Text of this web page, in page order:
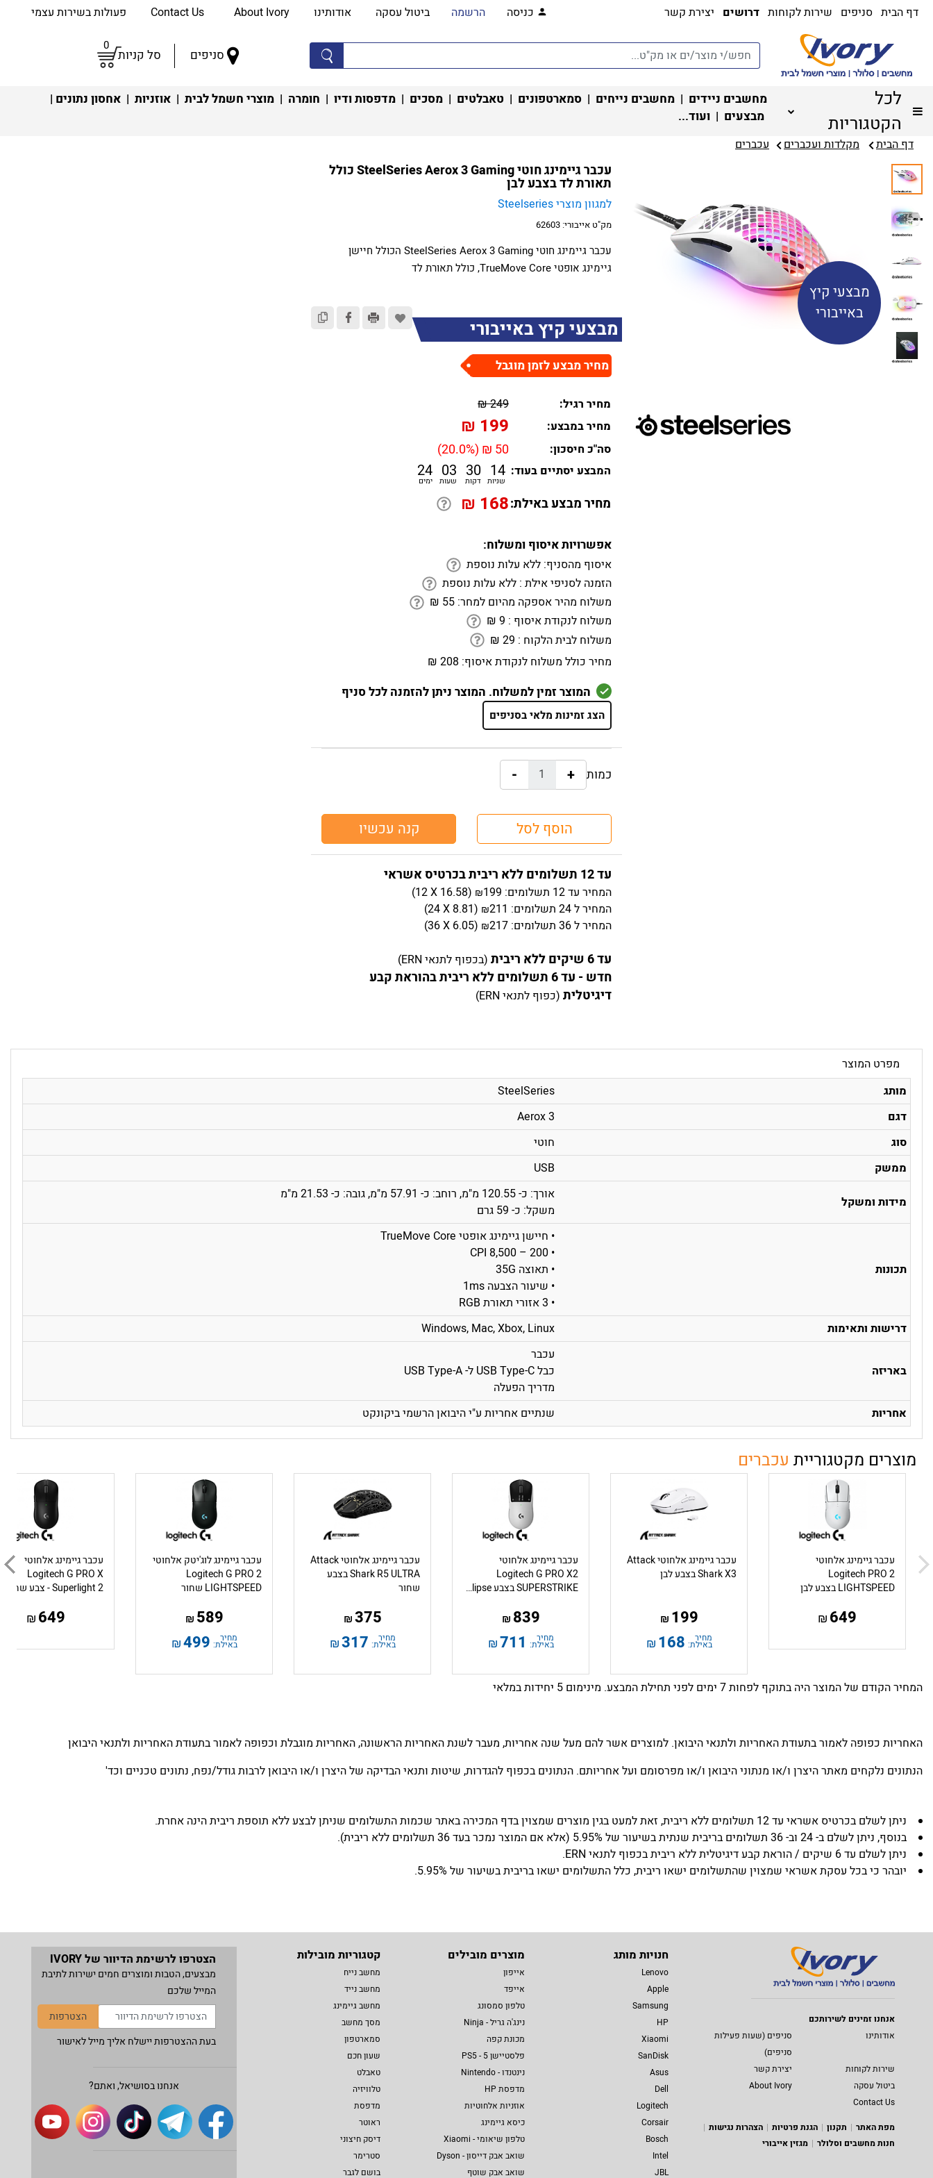
דף הבית סניפים שירות לקוחות דרושים יצירת קשר כניסה הרשמה ביטול עסקה אודותינו About Ivory פעולות בשירות עצמי
סניפים סל קניות
0
לכל
הקטגוריות
מחשבים ניידים | מחשבים נייחים | סמארטפונים | טאבלטים | מסכים | מדפסות ודיו | חומרה | מוצרי חשמל לבית | אוזניות | אחסון נתונים |
מבצעים | ועוד...
דף הבית מקלדות ועכברים עכברים‏
מבצעי קיץ
באייבורי
עכבר גיימינג חוטי SteelSeries Aerox 3 Gaming כולל
תאורת לד בצבע לבן
למגוון מוצרי Steelseries
מק"ט אייבורי: 62603
עכבר גיימינג חוטי SteelSeries Aerox 3 Gaming הכולל חיישן
גיימינג אופטי TrueMove Core, כולל תאורת לד
מבצעי קיץ באייבורי
מחיר מבצע לזמן מוגבל
₪מחיר רגיל:
249 ₪
מחיר במבצע:
199
₪
סה"כ חיסכון: 50 ₪ (20.0%)
המבצע יסתיים בעוד: 14
שניות
30
דקות
03
שעות
24
ימים
מחיר מבצע באילת:168
₪
אפשרויות איסוף ומשלוח:
איסוף מהסניף: ללא עלות נוספת
הזמנה לסניפי אילת : ללא עלות נוספת
משלוח מהיר אספקה מהיום למחר:
₪ 55
משלוח לנקודת איסוף :
₪ 9
משלוח לבית הלקוח :
₪ 29
מחיר כולל משלוח לנקודת איסוף: 208 ₪
המוצר זמין למשלוח. המוצר ניתן להזמנה לכל סניף
הצג זמינות מלאי בסניפים
כמות: +
-
הוסף לסל קנה עכשיו
עד 12 תשלומים ללא ריבית בכרטיס אשראי
המחיר עד 12 תשלומים: ₪199
(12 X 16.58)
המחירל 24 תשלומים: ₪211
(24 X 8.81)
המחירל 36 תשלומים: ₪217
(36 X 6.05)
עד 6 שיקים ללא ריבית (בכפוף לתנאי ERN)
חדש - עד 6 תשלומים ללא ריבית בהוראת קבע
דיגיטלית (כפוף לתנאי ERN)
מפרט המוצר
מותג
SteelSeries
דגם
Aerox 3
סוג
חוטי
ממשק
USB
מידות ומשקל
אורך: כ- 120.55 מ"מ, רוחב: כ- 57.91 מ"מ, גובה: כ- 21.53 מ"מ
משקל: כ- 59 גרם
תכונות
• חיישן גיימינג אופטי TrueMove Core
• 200 – 8,500 CPI
• תאוצה 35G
• שיעור הצבעה 1ms
• 3 אזורי תאורת RGB
דרישות ותאימות
Windows, Mac, Xbox, Linux
באריזה
עכבר
כבל USB Type-C ל- USB Type-A
מדריך הפעלה
אחריות
שנתיים אחריות ע"י היבואן הרשמי ביקונקט
מוצרים מקטגוריית עכברים
עכבר גיימינג אלחוטי
Logitech PRO 2
LIGHTSPEED בצבע לבן
649
₪
עכבר גיימינג אלחוטי Attack
Shark X3 בצבע לבן
199
₪
מחיר
באילת: 168
₪
עכבר גיימינג אלחוטי
Logitech G PRO X2
SUPERSTRIKE בצבע Lunar Eclipse
839
₪
מחיר
באילת: 711
₪
עכבר גיימינג אלחוטי Attack
Shark R5 ULTRA בצבע
שחור
375
₪
מחיר
באילת: 317
₪
עכבר גיימינג לוג'יטק אלחוטי
Logitech G PRO 2
LIGHTSPEED שחור
589
₪
מחיר
באילת: 499
₪
עכבר גיימינג אלחוטי
Logitech G PRO X
Superlight 2 - צבע שחור
649
₪
המחיר הקודם של המוצר היה בתוקף לפחות 7 ימים לפני תחילת המבצע. מינימום 5 יחידות במלאי
האחריות כפופה לאמור בתעודת האחריות ולתנאי היבואן. למוצרים אשר להם מעל שנה אחריות, מעבר לשנת האחריות הראשונה, האחריות מוגבלת וכפופה לאמור בתעודת האחריות ולתנאי היבואן
הנתונים נלקחים מאתר היצרן ו/או מנתוני היבואן ו/או מפרסומם ועל אחריותם. הנתונים בכפוף להגדרות, שיטות ותנאי הבדיקה של היצרן ו/או היבואן לרבות גודל/נפח, נתונים טכניים וכד'
ניתן לשלם בכרטיס אשראי עד 12 תשלומים ללא ריבית, זאת למעט בגין מוצרים שמצוין בדף המכירה באתר שכמות התשלומים שניתן לבצע ללא תוספת ריבית הינה אחרת.
בנוסף, ניתן לשלם ב- 24 וב- 36 תשלומים בריבית שנתית בשיעור של 5.95% (אלא אם המוצר נמכר בעד 36 תשלומים ללא ריבית).
ניתן לשלם עד 6 שיקים / הוראת קבע דיגיטלית ללא ריבית בכפוף לתנאי ERN.
יובהר כי בכל עסקת אשראי שמצוין שהתשלומים ישאו ריבית, כלל התשלומים ישאו בריבית בשיעור של 5.95%.
אנחנו זמינים לשירותכם
אודותינו
סניפים (שעות פעילות
סניפים)
שירות לקוחות
יצירת קשר
ביטול עסקה
About Ivory
Contact Us
מפת האתר
תקנון הגנת פרטיות
הצהרות נגישות
חנות מחשבים וסלולר
מגזין אייבורי
חנויות מותג
Lenovo
Apple
Samsung
HP
Xiaomi
SanDisk
Asus
Dell
Logitech
Corsair
Bosch
Intel
JBL
מוצרים מובילים
אייפון
אייפד
טלפון סמסונג
נינג'ה גריל - Ninja
מכונת קפה
פלסטיישן 5 - PS5
נינטנדו - Nintendo
מדפסת HP
אוזניות אלחוטיות
כיסא גיימינג
טלפון שיאומי - Xiaomi
שואב אבק דייסון - Dyson
שואב אבק שוטף
קטגוריות מובילות
מחשב נייח
מחשב נייד
מחשב גיימינג
מסך מחשב
סמארטפון
שעון חכם
טאבלט
טלוויזיה
מדפסת
ראוטר
דיסק חיצוני
סטרימר
בושם לגבר
הצטרפו לרשימת הדיוור של IVORY
מבצעים, הטבות ומוצרים חמים ישירות לתיבת
המייל שלכם
הצטרפות
בעת ההצטרפות יישלח אליך מייל לאישור
אנחנו בסושיאל, ואתם?